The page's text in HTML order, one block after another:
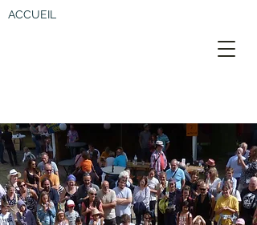
ACCUEIL